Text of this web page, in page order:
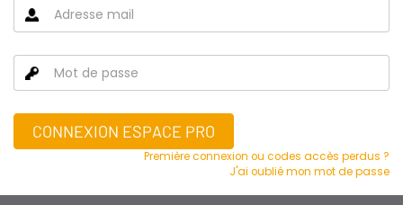
CONNEXION ESPACE PRO
Première connexion ou codes accès perdus ?
J'ai oublié mon mot de passe